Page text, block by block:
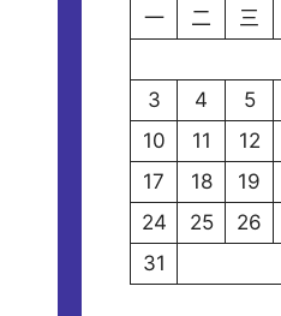
一
二 三
3
4 5
10
11 12
17
18 19
24
25 26
31